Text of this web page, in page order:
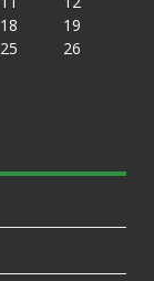
18
19
25
26